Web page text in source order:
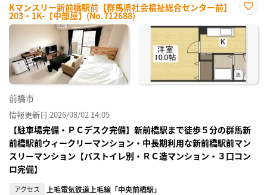
Kマンスリー新前橋駅前【群馬県社会福祉総合センター前】
203・1K-【中部屋】(No.712688)
に入
前橋市
情報更新日 2026/08/02 14:05
【駐車場完備・ＰＣデスク完備】新前橋駅まで徒歩５分の群馬新
前橋駅前ウィークリーマンション・中長期利用な新前橋駅前マン
スリーマンション【バストイレ別・ＲＣ造マンション・３口コン
ロ完備】
アクセス 上毛電気鉄道上毛線「中央前橋駅」